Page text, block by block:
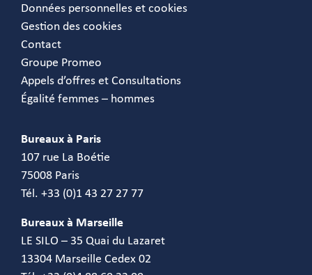
Données personnelles et cookies
Gestion des cookies
Contact
Groupe Promeo
Appels d’offres et Consultations
Égalité femmes – hommes
Bureaux à Paris
107 rue La Boétie
75008 Paris
Tél. +33 (0)1 43 27 27 77
Bureaux à Marseille
LE SILO – 35 Quai du Lazaret
13304 Marseille Cedex 02